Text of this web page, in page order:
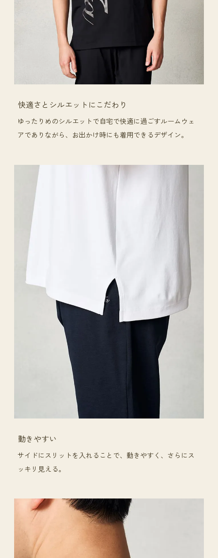
快適さとシルエットにこだわり
ゆったりめのシルエットで自宅で快適に過ごすルームウェ
アでありながら、お出かけ時にも着用できるデザイン。
動きやすい
サイドにスリットを入れることで、動きやすく、さらにス
ッキリ見える。